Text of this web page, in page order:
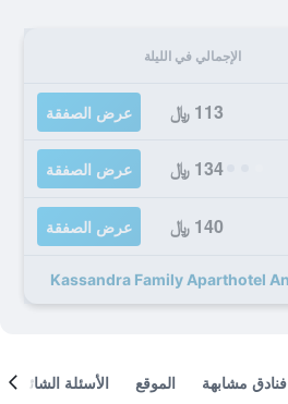
الإجمالي في الليلة
113 ﷼ عرض الصفقة
134 ﷼ عرض الصفقة
140 ﷼ عرض الصفقة
فنادق مشابهة الموقع الأسئلة الشائعة